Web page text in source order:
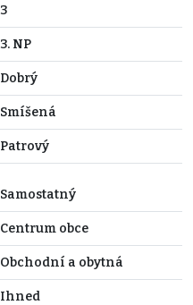
3
3. NP
Dobrý
Smíšená
Patrový
Samostatný
Centrum obce
Obchodní a obytná
Ihned